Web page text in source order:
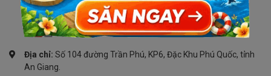
Địa chỉ: Số 104 đường Trần Phú, KP6, Đặc Khu Phú Quốc, tỉnh
An Giang.